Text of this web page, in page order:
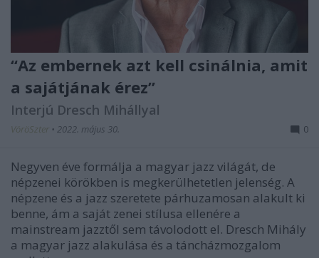
“Az embernek azt kell csinálnia, amit
a sajátjának érez”
Interjú Dresch Mihállyal
VöröSzter • 2022. május 30. 0
Negyven éve formálja a magyar jazz világát, de
népzenei körökben is megkerülhetetlen jelenség. A
népzene és a jazz szeretete párhuzamosan alakult ki
benne, ám a saját zenei stílusa ellenére a
mainstream jazztől sem távolodott el. Dresch Mihály
a magyar jazz alakulása és a táncházmozgalom